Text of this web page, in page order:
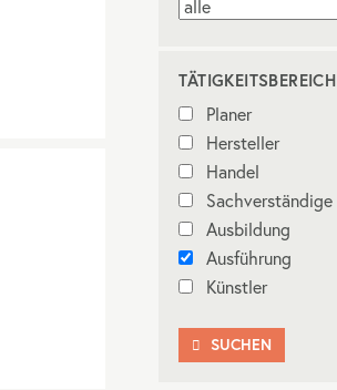
TÄTIGKEITSBEREICH
Planer
Hersteller
Handel
Sachverständige
Ausbildung
Ausführung
Künstler
 SUCHEN